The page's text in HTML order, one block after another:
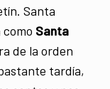
Santa
Santa
de la orden
tardía,